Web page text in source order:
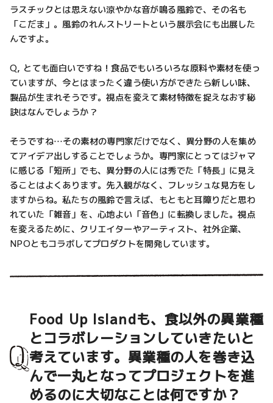
ラスチックとは思えない涼やかな音が鳴る風鈴で、その名も
「こだま」。風鈴のれんストリートという展示会にも出展した
んですよ。
Q, とても面白いですね！食品でもいろいろな原料や素材を使っ
ていますが、今とはまったく違う使い方ができたら新しい味、
製品が生まれそうです。視点を変えて素材特徴を捉えなおす秘
訣はなんでしょうか？
そうですね…その素材の専門家だけでなく、異分野の人を集め
てアイデア出しすることでしょうか。専門家にとってはジャマ
に感じる「短所」でも、異分野の人には秀でた「特長」に見え
ることはよくあります。先入観がなく、フレッシュな見方をし
ますからね。私たちの風鈴で言えば、もともと耳障りだと思わ
れていた「雑音」を、心地よい「音色」に転換しました。視点
を変えるために、クリエイターやアーティスト、社外企業、
NPOともコラボしてプロダクトを開発しています。
Food Up Islandも、食以外の異業種
とコラボレーションしていきたいと
考えています。異業種の人を巻き込
んで一丸となってプロジェクトを進
めるのに大切なことは何ですか？